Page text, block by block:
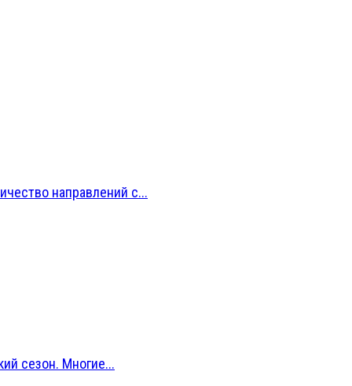
направлений с...
сезон. Многие...